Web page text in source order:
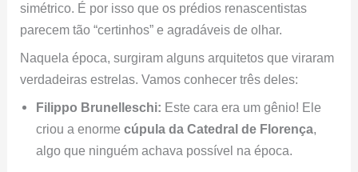
simétrico. É por isso que os prédios renascentistas
parecem tão “certinhos” e agradáveis de olhar.
Naquela época, surgiram alguns arquitetos que viraram
verdadeiras estrelas. Vamos conhecer três deles:
Filippo Brunelleschi: Este cara era um gênio! Ele
criou a enormecúpula da Catedral de Florença,
algo que ninguém achava possível na época.